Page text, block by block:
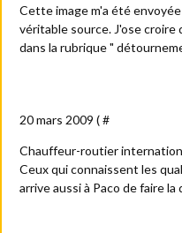
Cette image m'a été
véritable source. J'ose croire
dans la rubrique "
20 mars 2009 ( #
Chauffeur-routier
Ceux qui connaissent les
arrive aussi à Paco de faire la